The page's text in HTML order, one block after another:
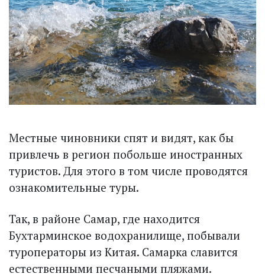
Местные чиновники спят и видят, как бы
привлечь в регион побольше иностранных
туристов. Для этого в том числе проводятся
ознакомительные туры.
Так, в районе Самар, где находится
Бухтарминское водохранилище, побывали
туроператоры из Китая. Самарка славится
естественными песчаными пляжами.